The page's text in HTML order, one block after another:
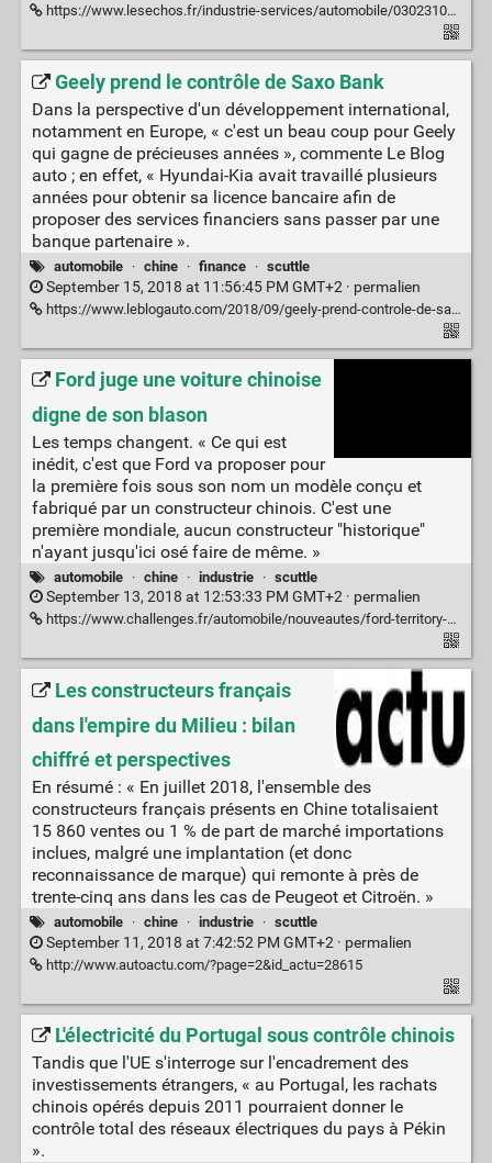
https://www.lesechos.fr/industrie-services/automobile/0302310538391-voiture-autonome-les-constructeurs-allemands-se-testent-discretement-en-chine-2208495.php
Geely prend le contrôle de Saxo Bank
Dans la perspective d'un développement international,
notamment en Europe, « c'est un beau coup pour Geely
qui gagne de précieuses années », commente Le Blog
auto ; en effet, « Hyundai-Kia avait travaillé plusieurs
années pour obtenir sa licence bancaire afin de
proposer des services financiers sans passer par une
banque partenaire ».
automobile · chine · finance · scuttle
September 15, 2018 at 11:56:45 PM GMT+2 · permalien
https://www.leblogauto.com/2018/09/geely-prend-controle-de-saxo-bank.html
Ford juge une voiture chinoise
digne de son blason
Les temps changent. « Ce qui est
inédit, c'est que Ford va proposer pour
la première fois sous son nom un modèle conçu et
fabriqué par un constructeur chinois. C'est une
première mondiale, aucun constructeur "historique"
n'ayant jusqu'ici osé faire de même. »
automobile · chine · industrie · scuttle
September 13, 2018 at 12:53:33 PM GMT+2 · permalien
https://www.challenges.fr/automobile/nouveautes/ford-territory-un-suv-chinois-avec-un-ovale-bleu_606231
Les constructeurs français
dans l'empire du Milieu : bilan
chiffré et perspectives
En résumé : « En juillet 2018, l'ensemble des
constructeurs français présents en Chine totalisaient
15 860 ventes ou 1 % de part de marché importations
inclues, malgré une implantation (et donc
reconnaissance de marque) qui remonte à près de
trente-cinq ans dans les cas de Peugeot et Citroën. »
automobile · chine · industrie · scuttle
September 11, 2018 at 7:42:52 PM GMT+2 · permalien
http://www.autoactu.com/?page=2&id_actu=28615
L'électricité du Portugal sous contrôle chinois
Tandis que l'UE s'interroge sur l'encadrement des
investissements étrangers, « au Portugal, les rachats
chinois opérés depuis 2011 pourraient donner le
contrôle total des réseaux électriques du pays à Pékin
».